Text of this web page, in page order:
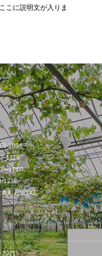
こに説明文が入りま
1864
1328
〜17:00
1212
丸町石垣343
2021